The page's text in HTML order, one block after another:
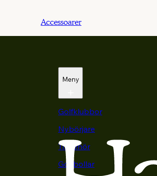
Accessoarer
Meny
Golfklubbor
Nybörjare
Tillbehör
Golfbollar